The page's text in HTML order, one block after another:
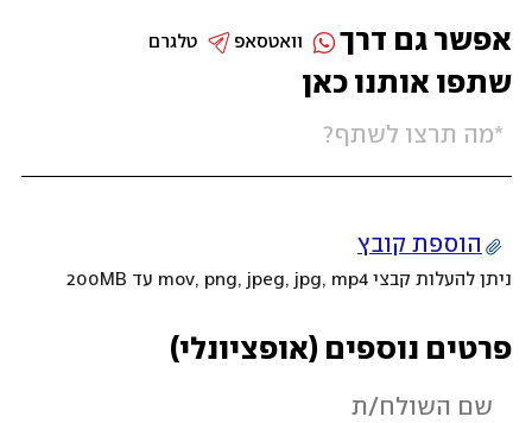
שתפו אותנו כאן
הוספת קובץ
ניתן להעלות קבצי mov, png, jpeg, jpg, mp4 עד 200MB
פרטים נוספים (אופציונלי)
אפשר גם דרך טלגרם וואטסאפ